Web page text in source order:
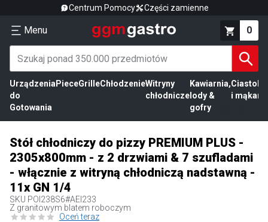
Centrum Pomocy Części zamienne
Menu 0
Urządzenia
do
Gotowania
PieceGrilleChłodzenieWitryny
chłodnicze
Kawiarnia,
lody &
gofry
Ciasto
i mąka
Stół chłodniczy do pizzy PREMIUM PLUS -
2305x800mm - z 2 drzwiami & 7 szufladami
- włącznie z witryną chłodniczą nadstawną -
11x GN 1/4
SKU POI238S6#AEI233
Z granitowym blatem roboczym
Oceń teraz